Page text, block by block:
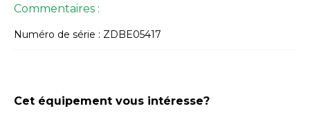
Commentaires :
Numéro de série : ZDBE05417
Cet équipement vous intéresse?